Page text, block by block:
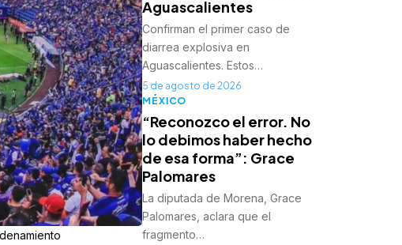
Aguascalientes
Confirman el primer caso de
diarrea explosiva en
Aguascalientes. Estos…
5 de agosto de 2026
MÉXICO
“Reconozco el error. No
lo debimos haber hecho
de esa forma”: Grace
Palomares
La diputada de Morena, Grace
Palomares, aclara que el
fragmento…